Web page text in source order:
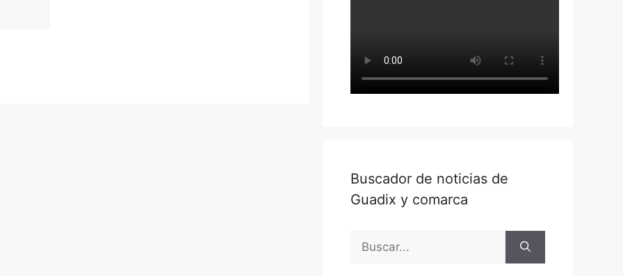
Buscador de noticias de
Guadix y comarca
Buscar: